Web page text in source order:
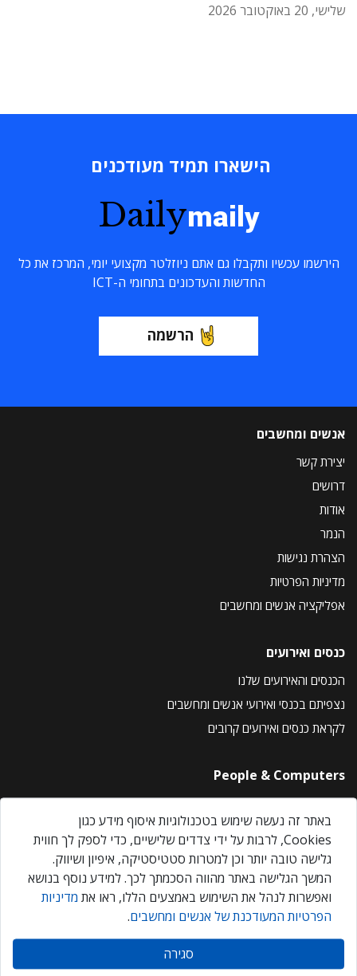
שלישי, 20 באוקטובר 2026
הישארו תמיד מעודכנים
Dailymaily
הירשמו עכשיו ותקבלו גם אתם ניוזלטר מקצועי יומי, המרכז את כל
החדשות והעדכונים בתחומי ה-ICT
הרשמה
אנשים ומחשבים
יצירת קשר
דרושים
אודות
הנמר
הצהרת נגישות
מדיניות הפרטיות
אפליקציה אנשים ומחשבים
כנסים ואירועים
הכנסים והאירועים שלנו
נצפיתם בכנסי ואירועי אנשים ומחשבים
לקראת כנסים ואירועים קרובים
People & Computers
About Us
Privacy Policy
Contact Us
Our Events
אנשים ומחשבים © 2026 – כל הזכויות שמורות
באתר זה נעשה שימוש בטכנולוגיות איסוף מידע כגון
Cookies, לרבות על ידי צדדים שלישיים, כדי לספק לך חווית
גלישה טובה יותר וכן למטרות סטטיסטיקה, איפיון ושיווק.
המשך הגלישה באתר מהווה הסכמתך לכך. למידע נוסף בנושא
ואפשרות לנהל את השימוש באמצעים הללו, ראו את מדיניות
הפרטיות המעודכנת של אנשים ומחשבים.
סגירה